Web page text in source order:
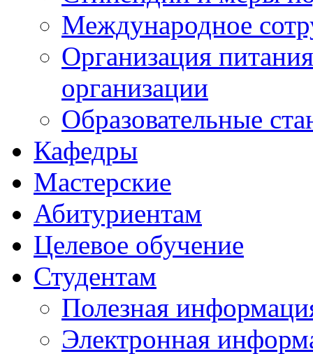
Международное
Организация
организации
Образовательные
Кафедры
Мастерские
Абитуриентам
Целевое обучение
Студентам
Полезная
Электронная